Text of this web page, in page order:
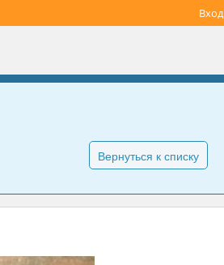
Вход
Вернуться к списку